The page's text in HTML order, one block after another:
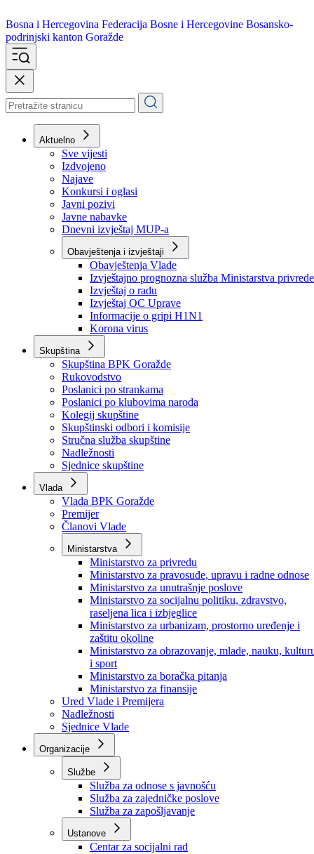
Bosna i Hercegovina
podrinjski kanton Goražde
Aktuelno
Sve vijesti
Izdvojeno
Najave
Konkursi i oglasi
Javni pozivi
Javne nabavke
Dnevni izvještaj MUP-a
Obavještenja i izvještaji
Obavještenja Vlade
Izvještajno prognozna služba Ministarstva privrede
Izvještaj o radu
Izvještaj OC Uprave
Informacije o gripi H1N1
Korona virus
Skupština
Skupština BPK Goražde
Rukovodstvo
Poslanici po strankama
Poslanici po klubovima naroda
Kolegij skupštine
Skupštinski odbori i komisije
Stručna služba skupštine
Nadležnosti
Sjednice skupštine
Vlada
Vlada BPK Goražde
Premijer
Članovi Vlade
Ministarstva
Ministarstvo za privredu
Ministarstvo za pravosuđe, upravu i radne odnose
Ministarstvo za unutrašnje poslove
Ministarstvo za socijalnu politiku, zdravstvo,
raseljena lica i izbjeglice
Ministarstvo za urbanizam, prostorno uređenje i
zaštitu okoline
Ministarstvo za obrazovanje, mlade, nauku,
i sport
Ministarstvo za boračka pitanja
Ministarstvo za finansije
Ured Vlade i Premijera
Nadležnosti
Sjednice Vlade
Organizacije
Službe
Služba za odnose s javnošću
Služba za zajedničke poslove
Služba za zapošljavanje